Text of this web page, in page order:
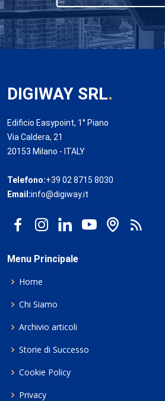
DIGIWAY SRL.
Edificio Easypoint, 1° Piano
Via Caldera, 21
20153 Milano - ITALY
Telefono:+39 02 8715 8030
Email:info@digiway.it
Menu Principale
Home
Chi Siamo
Archivio articoli
Storie di Successo
Cookie Policy
Privacy